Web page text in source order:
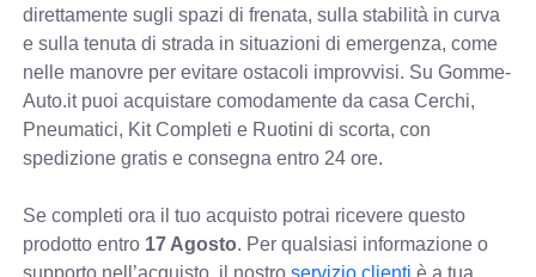
direttamente sugli spazi di frenata, sulla stabilità in curva
e sulla tenuta di strada in situazioni di emergenza, come
nelle manovre per evitare ostacoli improvvisi. Su Gomme-
Auto.it puoi acquistare comodamente da casa Cerchi,
Pneumatici, Kit Completi e Ruotini di scorta, con
spedizione gratis e consegna entro 24 ore.
Se completi ora il tuo acquisto potrai ricevere questo
prodotto entro 17 Agosto. Per qualsiasi informazione o
supporto nell’acquisto, il nostroservizio clienti è a tua